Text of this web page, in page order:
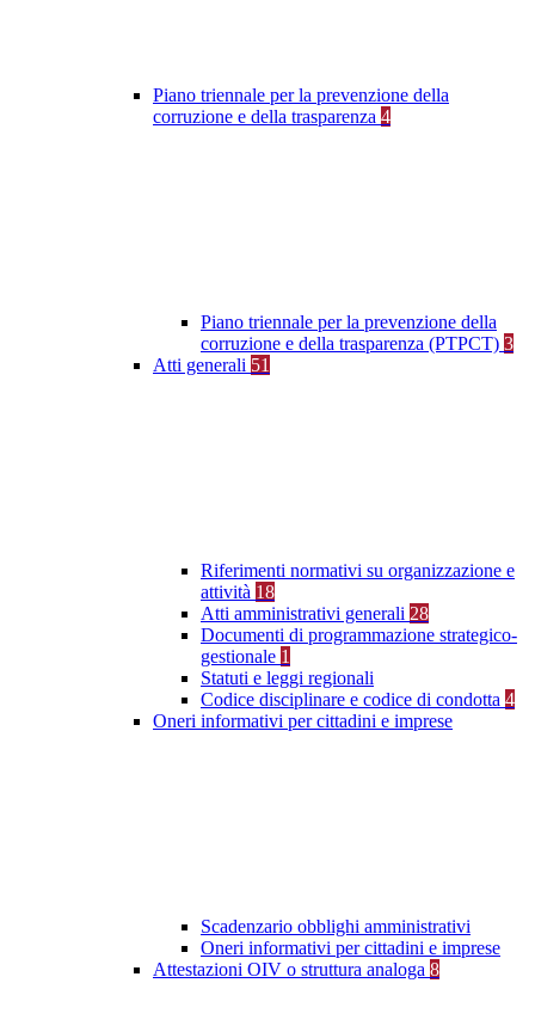
Piano triennale per la prevenzione della
corruzione e della trasparenza 4
Piano triennale per la prevenzione della
corruzione e della trasparenza (PTPCT) 3
Atti generali 51
Riferimenti normativi su organizzazione e
attività 18
Atti amministrativi generali 28
Documenti di programmazione strategico-
gestionale 1
Statuti e leggi regionali
Codice disciplinare e codice di condotta 4
Oneri informativi per cittadini e imprese
Scadenzario obblighi amministrativi
Oneri informativi per cittadini e imprese
Attestazioni OIV o struttura analoga 8